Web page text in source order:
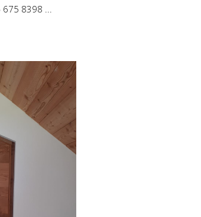
675 8398 ...